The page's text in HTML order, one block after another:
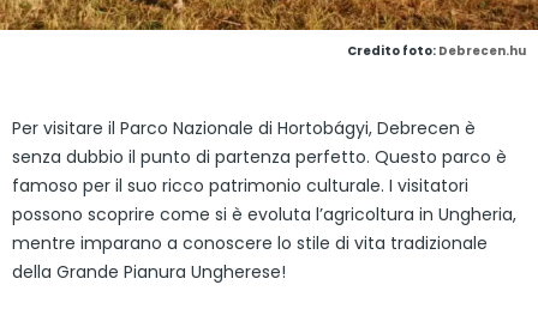
Credito foto: Debrecen.hu
Per visitare il Parco Nazionale di Hortobágyi, Debrecen è
senza dubbio il punto di partenza perfetto. Questo parco è
famoso per il suo ricco patrimonio culturale. I visitatori
possono scoprire come si è evoluta l’agricoltura in Ungheria,
mentre imparano a conoscere lo stile di vita tradizionale
della Grande Pianura Ungherese!